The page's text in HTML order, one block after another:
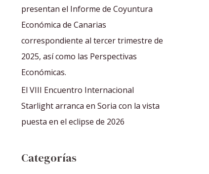
presentan el Informe de Coyuntura
Económica de Canarias
correspondiente al tercer trimestre de
2025, así como las Perspectivas
Económicas.
El VIII Encuentro Internacional
Starlight arranca en Soria con la vista
puesta en el eclipse de 2026
Categorías